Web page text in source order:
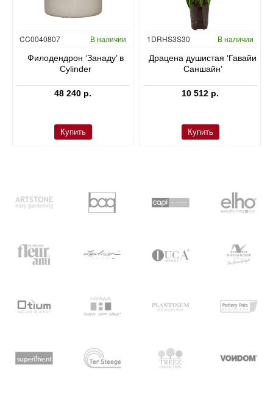
CC0040807 В наличии
Филодендрон ‘Занаду’ в
Cylinder
48 240 р.
Купить
Гидропоника
1DRHS3S30 В наличии
Драцена душистая ‘Гавайи
Саншайн’
10 512 р.
Купить